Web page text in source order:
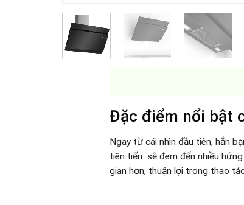
Đặc điểm nổi bật
Ngay từ cái nhìn đầu tiên, hẳn
tiên tiến sẽ đem đến nhiều
gian hơn, thuận lợi trong thao